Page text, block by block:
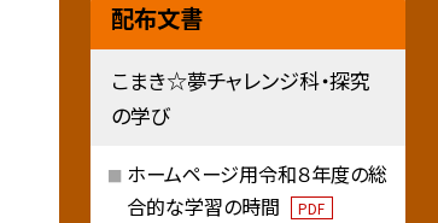
配布文書
こまき☆夢チャレンジ科・探究
の学び
ホームページ用令和８年度の総
合的な学習の時間
PDF